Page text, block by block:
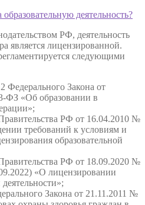
деятельность?
РФ, деятельность
является лицензированной.
следующими
Федерального Закона от
ФЗ «Об образовании в
РФ от 16.04.2010 №
требований к условиям и
образовательной
РФ от 18.09.2020 №
«О лицензировании
Закона от 21.11.2011 №